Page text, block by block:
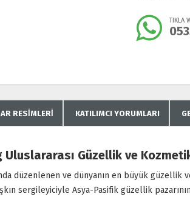
TIKLA
RESIMLERI KATILIMCI YORUMLARI
Güzellik ve
düzenlenen ve dünyanın en büyük
sergileyiciyle Asya-Pasifik güzellik